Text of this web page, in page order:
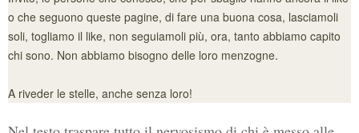
o che seguono queste pagine, di fare una buona cosa, lasciamoli
soli, togliamo il like, non seguiamoli più, ora, tanto abbiamo capito
chi sono. Non abbiamo bisogno delle loro menzogne.
A riveder le stelle, anche senza loro!